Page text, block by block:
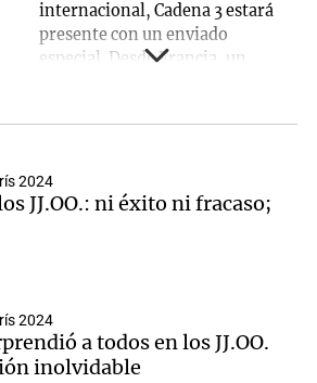
internacional, Cadena 3 estará
presente con un enviado
especial. Desde Francia, un
deportivos más
Seguí en detalle de la
actuación de los
2024
JJ.OO.: ni éxito ni fracaso;
2024
a todos en los JJ.OO.
inolvidable